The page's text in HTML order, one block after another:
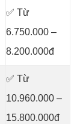
✅ Từ
6.750.000 –
8.200.000đ
✅ Từ
10.960.000 –
15.800.000đ